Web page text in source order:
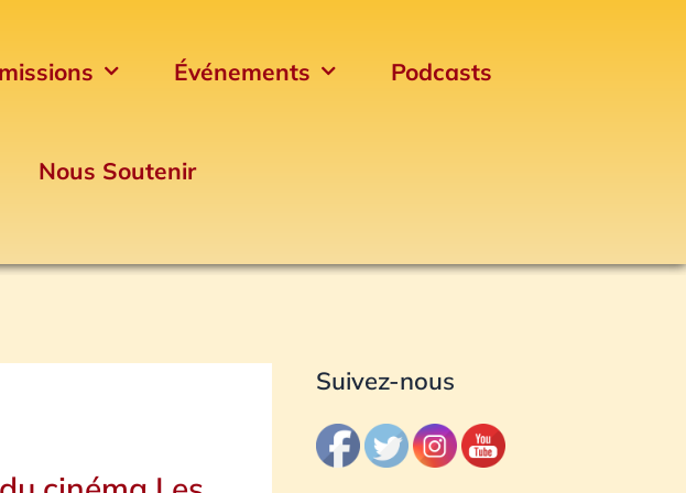
Événements Podcasts
Nous Soutenir
Suivez-nous
Archives